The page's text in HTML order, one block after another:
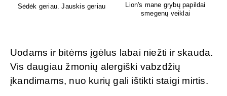
Sėdėk geriau. Jauskis geriau
Lion's mane grybų papildai
smegenų veiklai
Uodams ir bitėms įgėlus labai niežti ir skauda.
Vis daugiau žmonių alergiški vabzdžių
įkandimams, nuo kurių gali ištikti staigi mirtis.